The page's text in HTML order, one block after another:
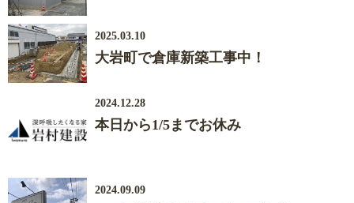
2025.03.10
大岩町で倉庫新築工事中！
2024.12.28
本日から1/5までお休み
2024.09.09